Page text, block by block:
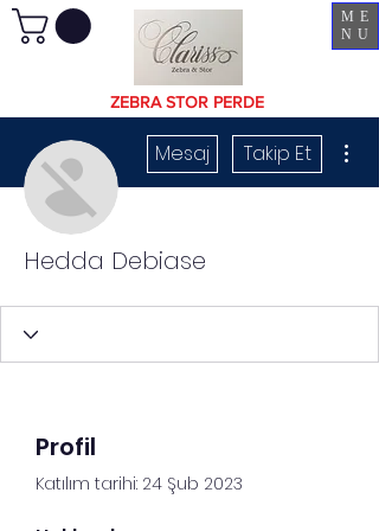
ME
NU
ZEBRA STOR PERDE
Mesaj Takip Et
Hedda Debiase
Profil
Katılım tarihi: 24 Şub 2023